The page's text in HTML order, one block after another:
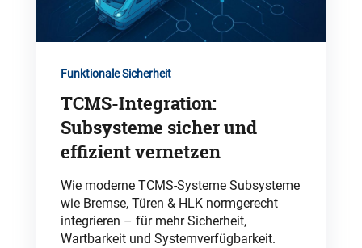
Funktionale Sicherheit
TCMS-Integration:
Subsysteme sicher und
effizient vernetzen
Wie moderne TCMS-Systeme Subsysteme
wie Bremse, Türen & HLK normgerecht
integrieren – für mehr Sicherheit,
Wartbarkeit und Systemverfügbarkeit.